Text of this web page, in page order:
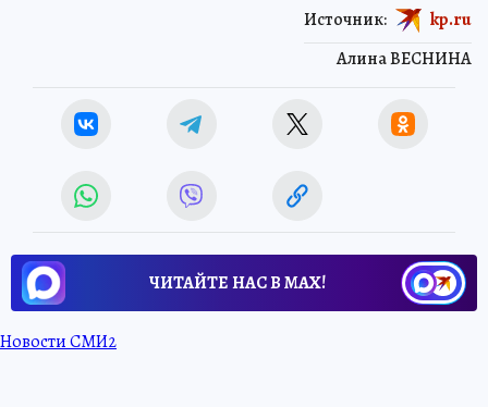
Алина ВЕСНИНА
Источник: kp.ru
ЧИТАЙТЕ НАС В МАХ!
Новости СМИ2